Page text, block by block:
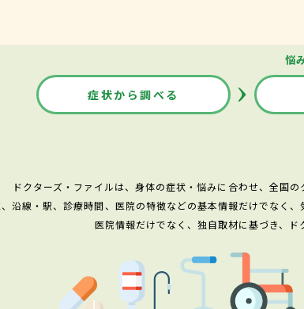
悩
症状から調べる
ドクターズ・ファイルは、身体の症状・悩みに合わせ、全国
沿線・駅、診療時間、医院の特徴などの基本情報だけでなく
医院情報だけでなく、独自取材に基づき、